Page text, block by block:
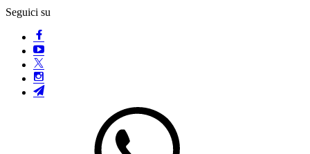
Seguici su